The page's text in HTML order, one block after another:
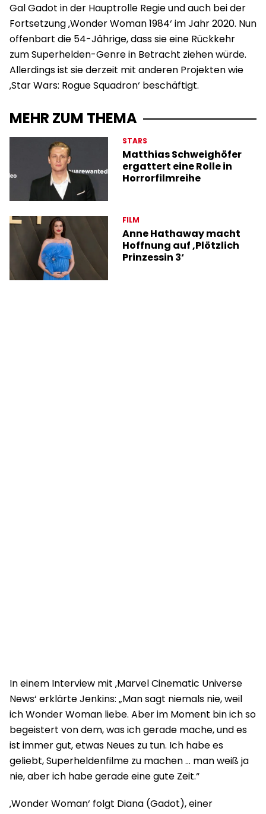
Gal Gadot in der Hauptrolle Regie und auch bei der
Fortsetzung ‚Wonder Woman 1984‘ im Jahr 2020. Nun
offenbart die 54-Jährige, dass sie eine Rückkehr
zum Superhelden-Genre in Betracht ziehen würde.
Allerdings ist sie derzeit mit anderen Projekten wie
‚Star Wars: Rogue Squadron‘ beschäftigt.
MEHR ZUM THEMA
STARS
Matthias Schweighöfer
ergattert eine Rolle in
Horrorfilmreihe
FILM
Anne Hathaway macht
Hoffnung auf ‚Plötzlich
Prinzessin 3‘
In einem Interview mit ‚Marvel Cinematic Universe
News‘ erklärte Jenkins: „Man sagt niemals nie, weil
ich Wonder Woman liebe. Aber im Moment bin ich so
begeistert von dem, was ich gerade mache, und es
ist immer gut, etwas Neues zu tun. Ich habe es
geliebt, Superheldenfilme zu machen … man weiß ja
nie, aber ich habe gerade eine gute Zeit.“
‚Wonder Woman‘ folgt Diana (Gadot), einer